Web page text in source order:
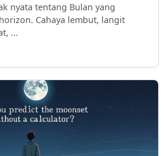
nyata tentang Bulan yang
Cahaya lembut, langit
...